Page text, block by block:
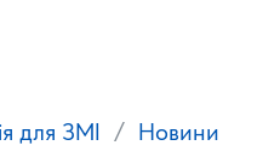
для ЗМІ
Новини